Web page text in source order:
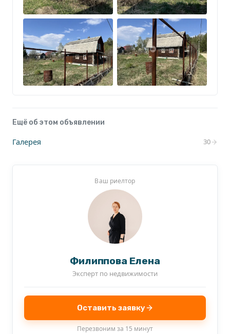
Есть возможность заведения газа в дом
(проходит по улице).
Преимущества: чистый воздух и природа,
Звоните или пишите — отвечу на все вопросы и
договоримся о просмотре!
Ещё об этом объявлении
Галерея 30
Ваш риелтор
Филиппова Елена
Эксперт по недвижимости
Оставить заявку
Перезвоним за 15 минут